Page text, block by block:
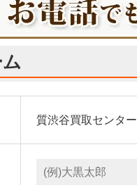
質渋谷買取センター